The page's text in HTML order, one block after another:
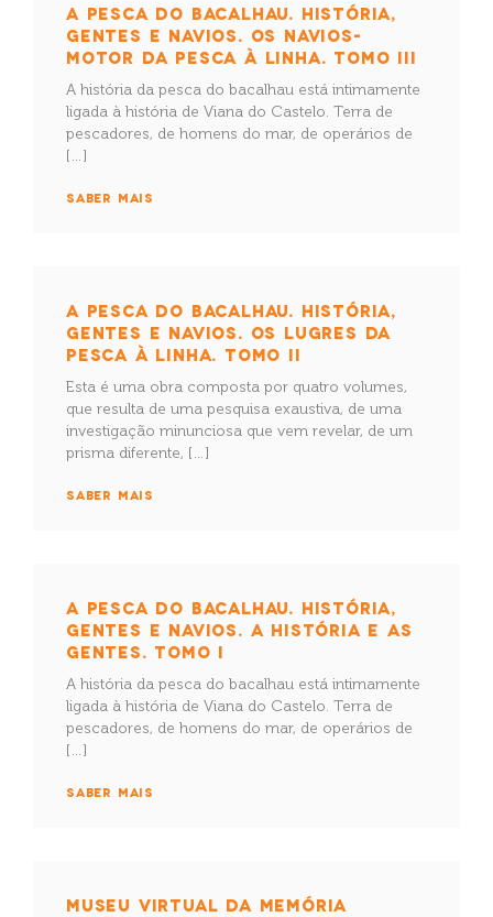
A PESCA DO BACALHAU. HISTÓRIA,
GENTES E NAVIOS. OS NAVIOS-
MOTOR DA PESCA À LINHA. TOMO III
A história da pesca do bacalhau está intimamente
ligada à história de Viana do Castelo. Terra de
pescadores, de homens do mar, de operários de
[…]
SABER MAIS
A PESCA DO BACALHAU. HISTÓRIA,
GENTES E NAVIOS. OS LUGRES DA
PESCA À LINHA. TOMO II
Esta é uma obra composta por quatro volumes,
que resulta de uma pesquisa exaustiva, de uma
investigação minunciosa que vem revelar, de um
prisma diferente, […]
SABER MAIS
A PESCA DO BACALHAU. HISTÓRIA,
GENTES E NAVIOS. A HISTÓRIA E AS
GENTES. TOMO I
A história da pesca do bacalhau está intimamente
ligada à história de Viana do Castelo. Terra de
pescadores, de homens do mar, de operários de
[…]
SABER MAIS
MUSEU VIRTUAL DA MEMÓRIA